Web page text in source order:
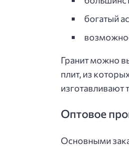
богатый
Гранит можно
плит, из
Оптовое
Основными